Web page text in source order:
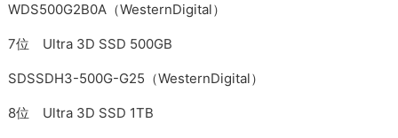
WDS500G2B0A（WesternDigital）
7位 Ultra 3D SSD 500GB
SDSSDH3-500G-G25（WesternDigital）
8位 Ultra 3D SSD 1TB